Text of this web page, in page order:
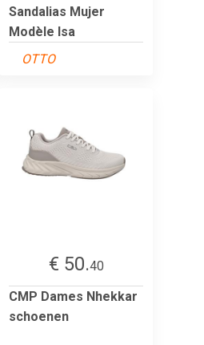
Sandalias Mujer
Modèle Isa
OTTO
€ 50.40
CMP Dames Nhekkar
schoenen